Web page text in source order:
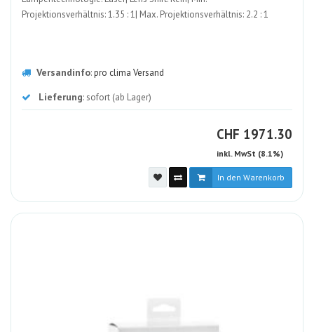
Projektionsverhältnis: 1.35 : 1| Max. Projektionsverhältnis: 2.2 : 1
Versandinfo:pro clima Versand
Lieferung: sofort (ab Lager)
CHF CHF
1971.30
inkl. MwSt (8.1%)
In den Warenkorb